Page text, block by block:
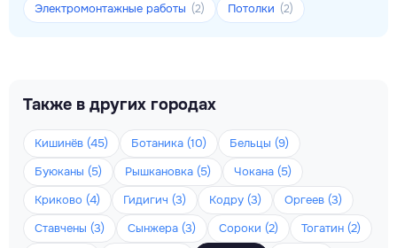
Электромонтажные работы (2) Потолки (2)
Также в других городах
Кишинёв (45) Ботаника (10)
Бельцы (9)
Буюканы (5)
Рышкановка (5)
Чокана (5)
Криково (4)
Гидигич (3) Кодру (3)
Оргеев (3)
Ставчены (3)
Сынжера (3) Сороки (2)
Тогатин (2)